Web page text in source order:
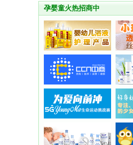
孕婴童火热招商中